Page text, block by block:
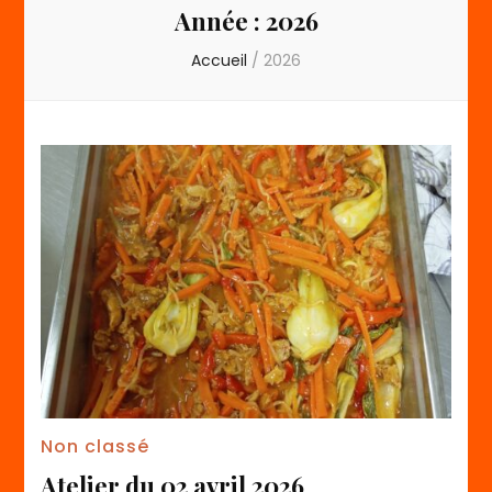
Année : 2026
Accueil / 2026
Non classé
Atelier du 02 avril 2026